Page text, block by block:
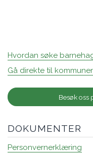
Hvordan søke
Gå direkte til
Besøk oss
DOKUMENTER
Personvernerklæring